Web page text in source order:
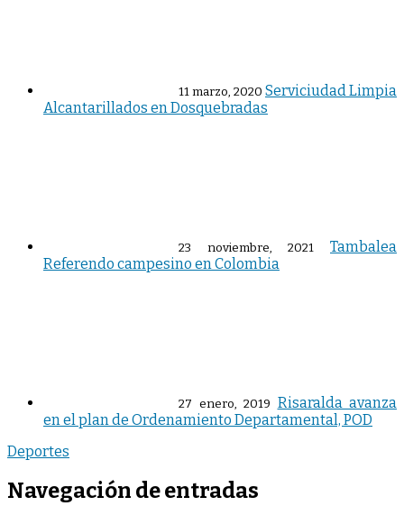
11 marzo, 2020 Serviciudad Limpia
Alcantarillados en Dosquebradas
23 noviembre, 2021
Tambalea
Referendo campesino en Colombia
27 enero, 2019 Risaralda avanza
en el plan de Ordenamiento Departamental, POD
Deportes
Navegación de entradas